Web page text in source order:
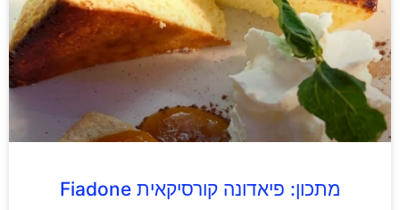
מתכון: פיאדונה קורסיקאית Fiadone